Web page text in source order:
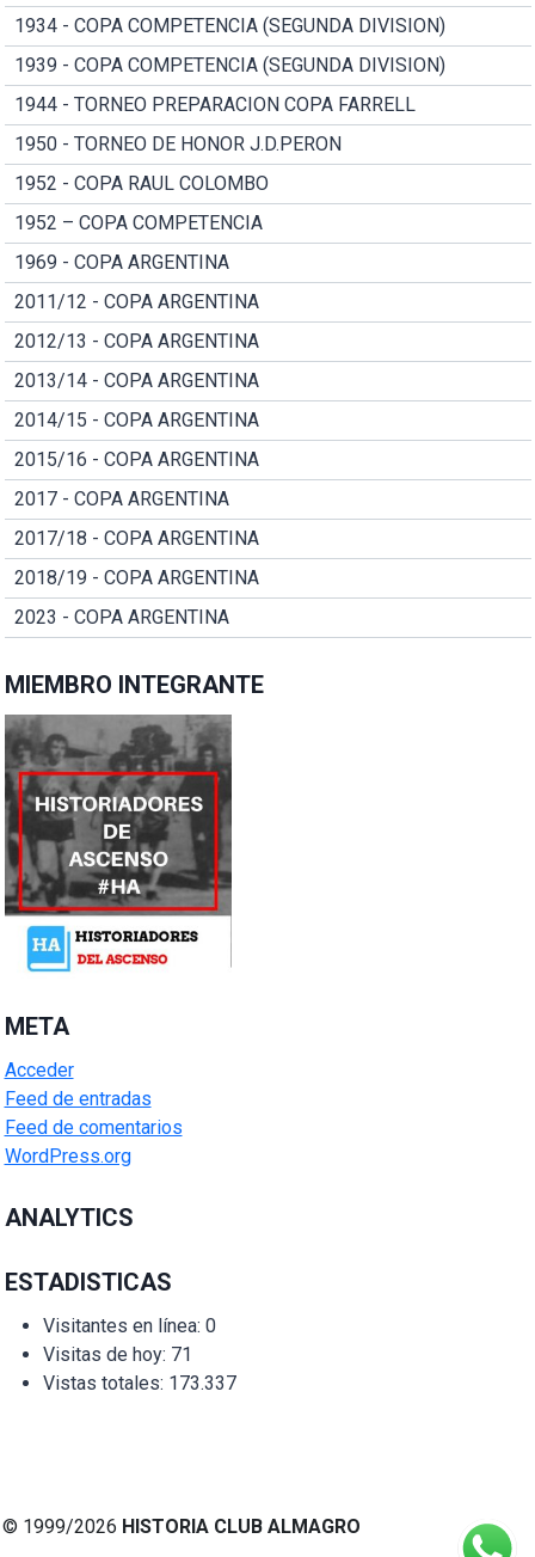
1934 - COPA COMPETENCIA (SEGUNDA DIVISION)
1939 - COPA COMPETENCIA (SEGUNDA DIVISION)
1944 - TORNEO PREPARACION COPA FARRELL
1950 - TORNEO DE HONOR J.D.PERON
1952 - COPA RAUL COLOMBO
1952 – COPA COMPETENCIA
1969 - COPA ARGENTINA
2011/12 - COPA ARGENTINA
2012/13 - COPA ARGENTINA
2013/14 - COPA ARGENTINA
2014/15 - COPA ARGENTINA
2015/16 - COPA ARGENTINA
2017 - COPA ARGENTINA
2017/18 - COPA ARGENTINA
2018/19 - COPA ARGENTINA
2023 - COPA ARGENTINA
MIEMBRO INTEGRANTE
META
Acceder
Feed de entradas
Feed de comentarios
WordPress.org
ANALYTICS
ESTADISTICAS
Visitantes en línea: 0
Visitas de hoy: 71
Vistas totales: 173.337
© 1999/2026 HISTORIA CLUB ALMAGRO